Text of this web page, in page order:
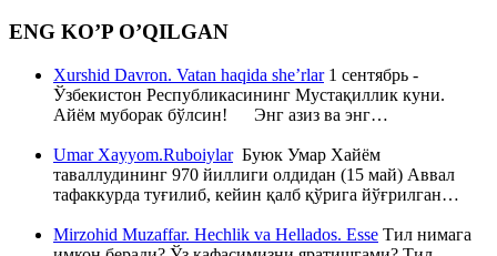
ENG KO’P O’QILGAN
Xurshid Davron. Vatan haqida she’rlar1 сентябрь -
Ўзбекистон Республикасининг Мустақиллик куни.
Айём муборак бўлсин! Энг азиз ва энг…
Umar Xayyom.RuboiylarБуюк Умар Хайём
таваллудининг 970 йиллиги олдидан (15 май) Аввал
тафаккурда туғилиб, кейин қалб қўрига йўғрилган…
Mirzohid Muzaffar. Hechlik va Hellados. Esse Тил нимага